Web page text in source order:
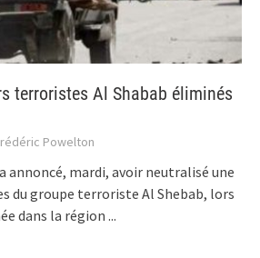
terroristes Al Shabab éliminés
Powelton
annoncé, mardi, avoir neutralisé une
du groupe terroriste Al Shebab, lors
dans la région ...